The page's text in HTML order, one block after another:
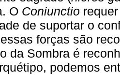
O Coniunctio
de suportar o
forças são
da Sombra é
podemos